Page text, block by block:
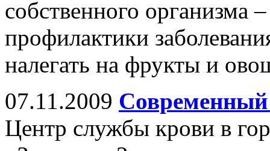
собственного организма
профилактики
налегать на фрукты и
07.11.2009
Центр службы крови в